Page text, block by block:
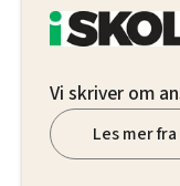
Vi skriver om
Les mer